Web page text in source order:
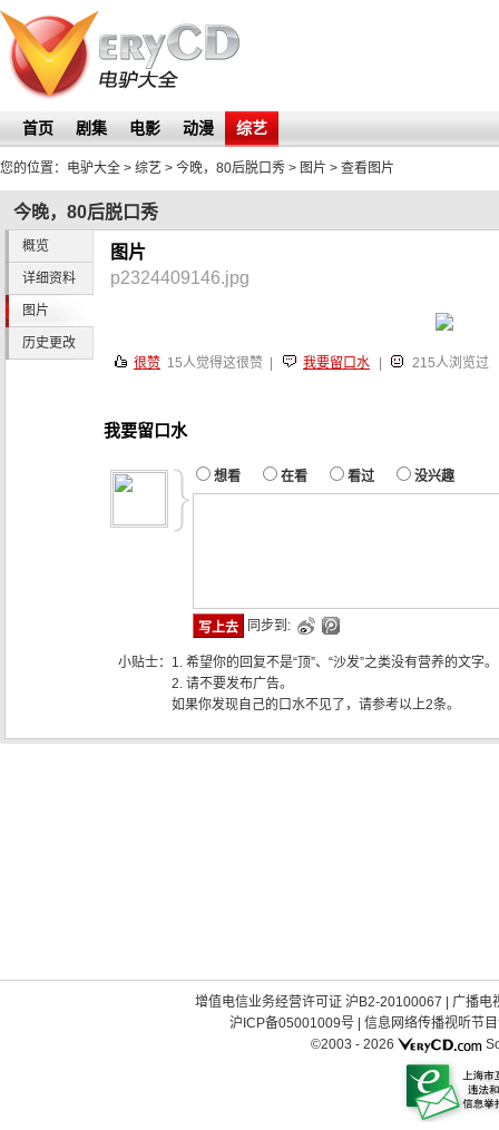
首页 剧集 电影 动漫 综艺
您的位置： 电驴大全 > 综艺 > 今晚，80后脱口秀 > 图片 > 查看图片
今晚，80后脱口秀
概览
详细资料
图片
历史更改
图片
p2324409146.jpg
很赞 15人觉得这很赞 | 我要留口水 215人浏览过
我要留口水
想看 在看 看过 没兴趣
同步到:
小贴士： 1. 希望你的回复不是“顶”、“沙发”之类没有营养的文字。
2. 请不要发布广告。
如果你发现自己的口水不见了，请参考以上2条。
增值电信业务经营许可证 沪B2-20100067
广播电
沪ICP备05001009号| 信息网络传播视听节
©2003 - 2026